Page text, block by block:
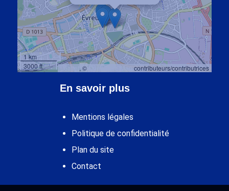
1 km
3000 ft
Leaflet , © OpenStreetMap contributeurs/contributrices
En savoir plus
Mentions légales
Politique de confidentialité
Plan du site
Contact